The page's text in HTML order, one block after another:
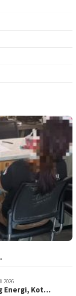
2026
Energi, Kot…